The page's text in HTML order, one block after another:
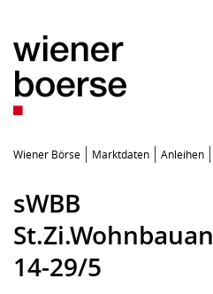
Wiener Börse Marktdaten Anleihen
sWBB
14-29/5